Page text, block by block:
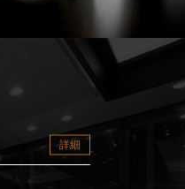
詳細